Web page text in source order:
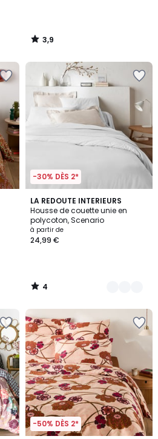
3,9
/
-30% DÈS 2*
LA REDOUTE INTERIEURS
Housse de couette unie en
polycoton, Scenario
à partir de
24,99 €
4
/
5
15
Couleurs
4
/
-50% DÈS 2*